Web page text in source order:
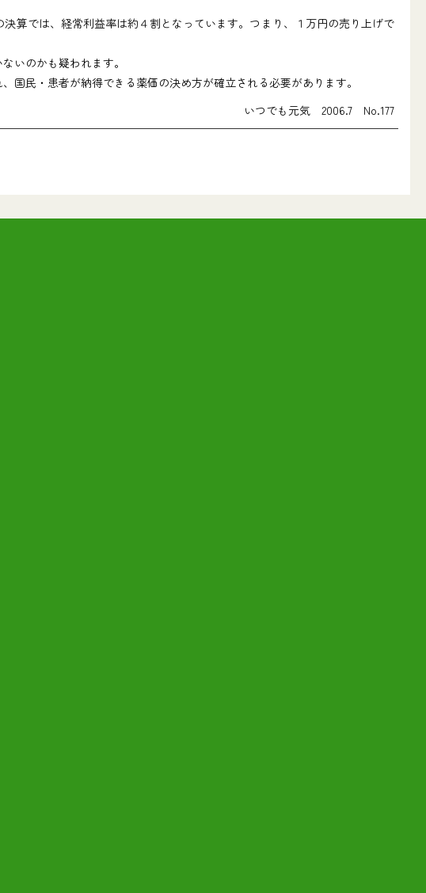
算では、経常利益率は約４割となっています。つまり、１万円の売り上げで
いのかも疑われます。
民・患者が納得できる薬価の決め方が確立される必要があります。
いつでも元気 2006.7 No.177